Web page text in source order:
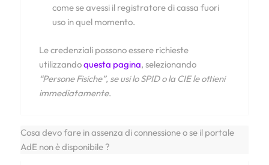
come se avessi il registratore di cassa fuori
uso in quel momento.
Le credenziali possono essere richieste
utilizzandoquesta pagina, selezionando
“Persone Fisiche”, se usi lo SPID o la CIE le ottieni
immediatamente.
Cosa devo fare in assenza di connessione o se il portale
AdE non è disponibile ?